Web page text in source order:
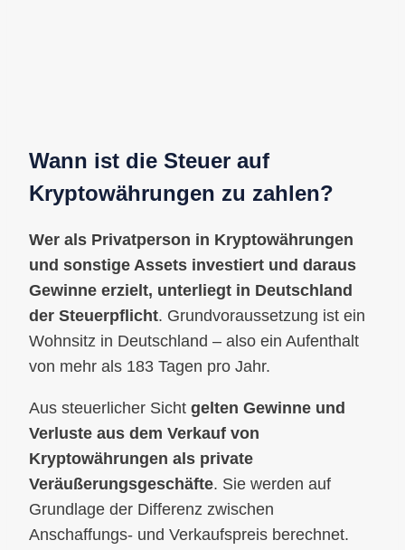
Wann ist die Steuer auf
Kryptowährungen zu zahlen?
Wer als Privatperson in Kryptowährungen
und sonstige Assets investiert und daraus
Gewinne erzielt, unterliegt in Deutschland
der Steuerpflicht. Grundvoraussetzung ist ein
Wohnsitz in Deutschland – also ein Aufenthalt
von mehr als 183 Tagen pro Jahr.
Aus steuerlicher Sicht gelten Gewinne und
Verluste aus dem Verkauf von
Kryptowährungen als private
Veräußerungsgeschäfte. Sie werden auf
Grundlage der Differenz zwischen
Anschaffungs- und Verkaufspreis berechnet.